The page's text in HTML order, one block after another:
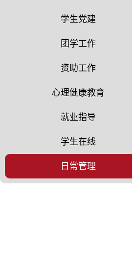
学生党建
团学工作
资助工作
心理健康教育
就业指导
学生在线
日常管理